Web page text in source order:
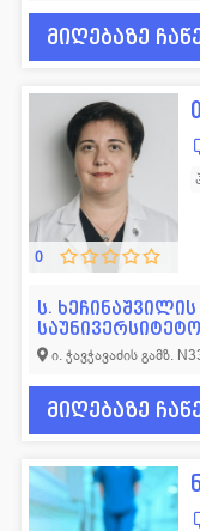
მიღებაზე
0
ს.
ი. ჭავჭავაძის გამზ.
მიღებაზე